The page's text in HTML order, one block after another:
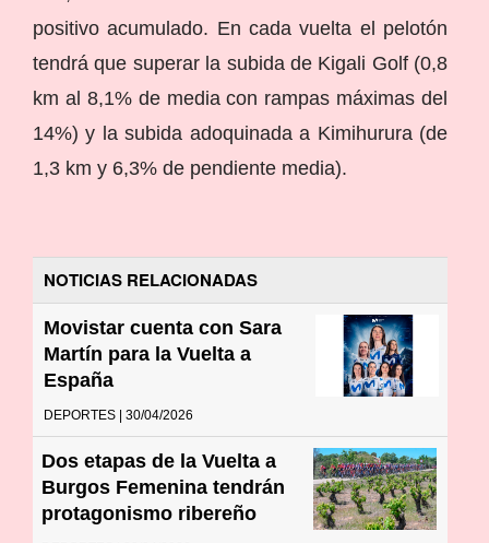
positivo acumulado. En cada vuelta el pelotón
tendrá que superar la subida de Kigali Golf (0,8
km al 8,1% de media con rampas máximas del
14%) y la subida adoquinada a Kimihurura (de
1,3 km y 6,3% de pendiente media).
NOTICIAS RELACIONADAS
Movistar cuenta con Sara
Martín para la Vuelta a
España
DEPORTES | 30/04/2026
Dos etapas de la Vuelta a
Burgos Femenina tendrán
protagonismo ribereño